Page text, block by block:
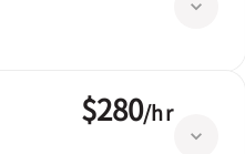
$280/hr